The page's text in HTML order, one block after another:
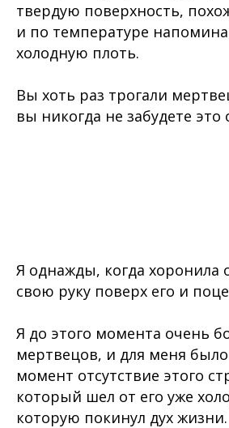
твердую поверхность,
и по температуре
холодную плоть.
Вы хоть раз трогали
вы никогда не забудете
Я однажды, когда хоронила
свою руку поверх его и
Я до этого момента очень
мертвецов, и для меня
момент отсутствие этого
который шел от его уже
которую покинул дух жизни.